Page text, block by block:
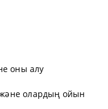
оны алу
және олардың ойын